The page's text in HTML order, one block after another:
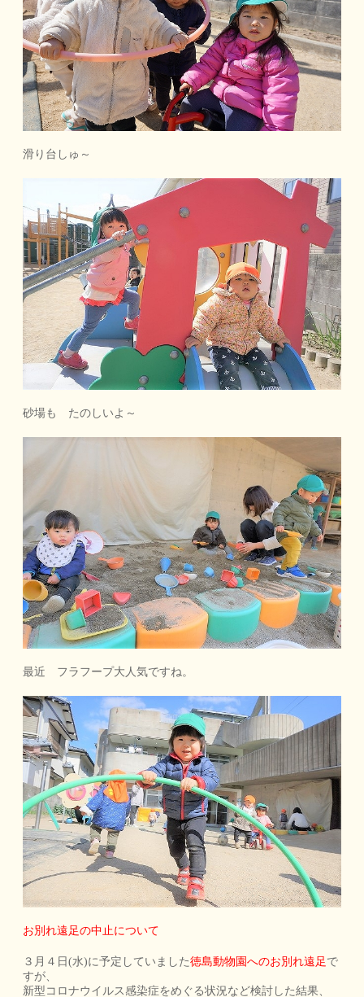
滑り台しゅ～
砂場も たのしいよ～
最近 フラフープ大人気ですね。
お別れ遠足の中止について
３月４日(水)に予定していました徳島動物園へのお別れ遠足 で
すが、
新型コロナウイルス感染症をめぐる状況など検討した結果、